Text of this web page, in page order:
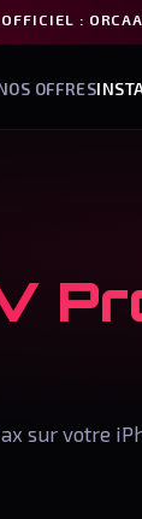
:
OFFRES
sur votre